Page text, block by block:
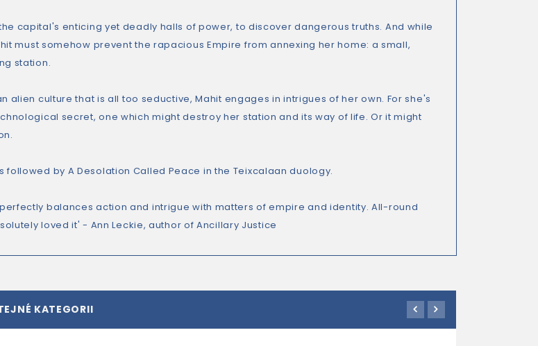
capital's enticing yet deadly halls of power, to discover dangerous truths. And while
must somehow prevent the rapacious Empire from annexing her home: a small,
station.
alien culture that is all too seductive, Mahit engages in intrigues of her own. For she's
secret, one which might destroy her station and its way of life. Or it might
followed by A Desolation Called Peace in the Teixcalaan duology.
balances action and intrigue with matters of empire and identity. All-round
loved it' - Ann Leckie, author of Ancillary Justice
KATEGORII